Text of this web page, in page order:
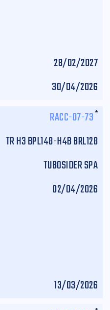
28/02/2027
30/04/2026
RACC-07-73*
TR H3 BPL148-H4B BRL128
TUBOSIDER SPA
02/04/2026
13/03/2026